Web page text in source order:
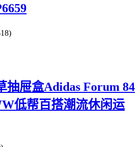
抽屉盒Adidas Forum 84
低帮百搭潮流休闲运